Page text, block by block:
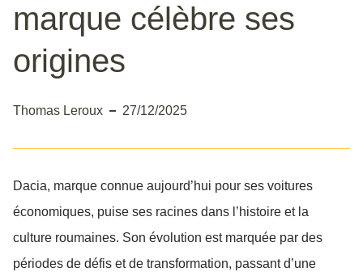
marque célèbre ses
origines
Thomas Leroux 27/12/2025
Dacia, marque connue aujourd’hui pour ses voitures
économiques, puise ses racines dans l’histoire et la
culture roumaines. Son évolution est marquée par des
périodes de défis et de transformation, passant d’une